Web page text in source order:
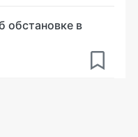
обстановке в